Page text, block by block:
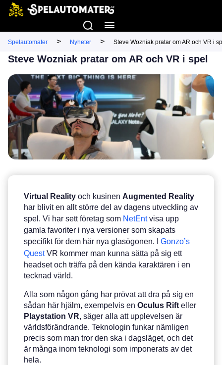
Spelautomater > Nyheter > Steve Wozniak pratar om AR och VR i
Steve Wozniak pratar om AR och VR i spel
Virtual Reality och kusinen Augmented Reality
har blivit en allt större del av dagens utveckling av
spel. Vi har sett företag som NetEntvisa upp
gamla favoriter i nya versioner som skapats
specifikt för dem här nya glasögonen. I Gonzo’s
QuestVR kommer man kunna sätta på sig ett
headset och träffa på den kända karaktären i en
tecknad värld.
Alla som någon gång har prövat att dra på sig en
sådan här hjälm, exempelvis en Oculus Rift eller
Playstation VR, säger alla att upplevelsen är
världsförändrande. Teknologin funkar nämligen
precis som man tror den ska i dagsläget, och det
är många inom teknologi som imponerats av det
hela.